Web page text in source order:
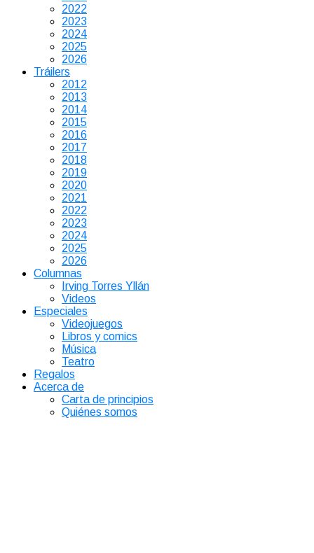
2022
2023
2024
2025
2026
Tráilers
2012
2013
2014
2015
2016
2017
2018
2019
2020
2021
2022
2023
2024
2025
2026
Columnas
Irving Torres Yllán
Videos
Especiales
Videojuegos
Libros y comics
Música
Teatro
Regalos
Acerca de
Carta de principios
Quiénes somos